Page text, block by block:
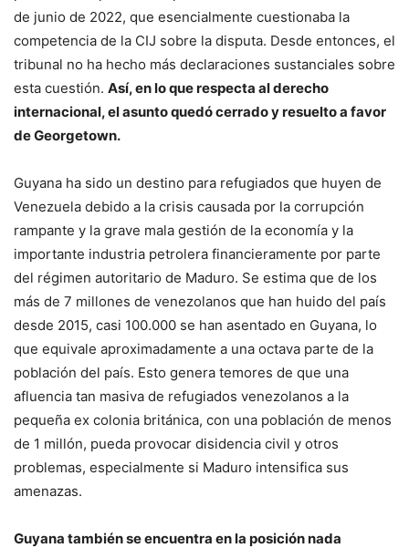
de junio de 2022, que esencialmente cuestionaba la
competencia de la CIJ sobre la disputa. Desde entonces, el
tribunal no ha hecho más declaraciones sustanciales sobre
esta cuestión. Así, en lo que respecta al derecho
internacional, el asunto quedó cerrado y resuelto a favor
de Georgetown.
Guyana ha sido un destino para refugiados que huyen de
Venezuela debido a la crisis causada por la corrupción
rampante y la grave mala gestión de la economía y la
importante industria petrolera financieramente por parte
del régimen autoritario de Maduro. Se estima que de los
más de 7 millones de venezolanos que han huido del país
desde 2015, casi 100.000 se han asentado en Guyana, lo
que equivale aproximadamente a una octava parte de la
población del país. Esto genera temores de que una
afluencia tan masiva de refugiados venezolanos a la
pequeña ex colonia británica, con una población de menos
de 1 millón, pueda provocar disidencia civil y otros
problemas, especialmente si Maduro intensifica sus
amenazas.
Guyana también se encuentra en la posición nada